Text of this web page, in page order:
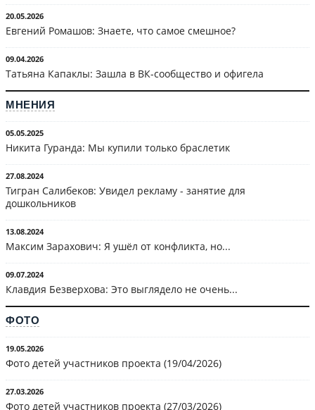
20.05.2026
Евгений Ромашов: Знаете, что самое смешное?
09.04.2026
Татьяна Капаклы: Зашла в ВК-сообщество и офигела
МНЕНИЯ
05.05.2025
Никита Гуранда: Мы купили только браслетик
27.08.2024
Тигран Салибеков: Увидел рекламу - занятие для
дошкольников
13.08.2024
Максим Зарахович: Я ушёл от конфликта, но...
09.07.2024
Клавдия Безверхова: Это выглядело не очень...
ФОТО
19.05.2026
Фото детей участников проекта (19/04/2026)
27.03.2026
Фото детей участников проекта (27/03/2026)